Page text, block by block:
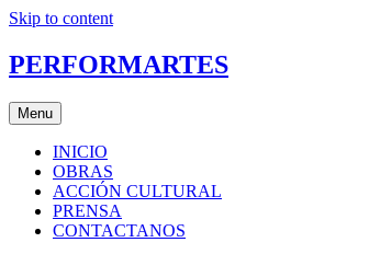
Skip to content
PERFORMARTES
Menu
INICIO
OBRAS
ACCIÓN CULTURAL
PRENSA
CONTACTANOS